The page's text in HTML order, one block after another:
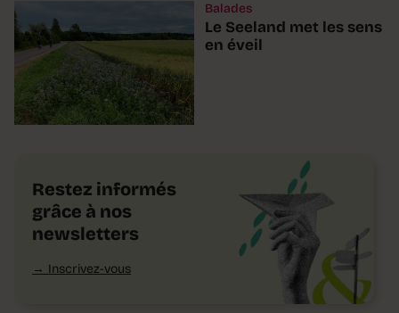
Balades
Le Seeland met les sens
en éveil
Restez informés
grâce à nos
newsletters
Inscrivez-vous